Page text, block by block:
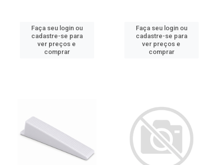
Faça seu login ou
cadastre-se para
ver preços e
comprar
Faça seu login ou
cadastre-se para
ver preços e
comprar